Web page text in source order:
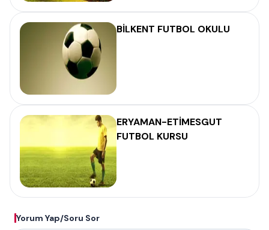
BİLKENT FUTBOL OKULU
ERYAMAN-ETİMESGUT
FUTBOL KURSU
Yorum Yap/Soru Sor